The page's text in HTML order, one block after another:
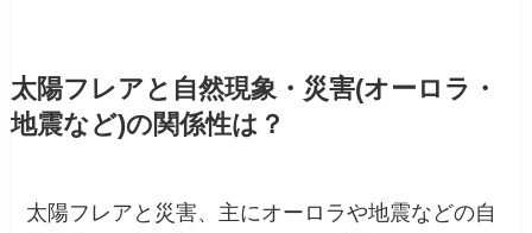
太陽フレアと自然現象・災害(オーロラ・
地震など)の関係性は？
太陽フレアと災害、主にオーロラや地震などの自